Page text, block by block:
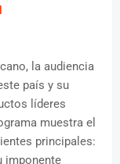
la audiencia
país y su
líderes
muestra el
principales:
imponente